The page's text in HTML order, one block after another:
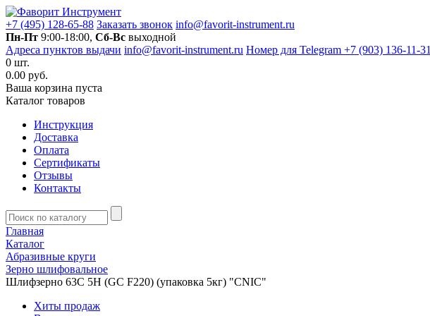
+7 (495) 128-65-88 Заказать звонок info@favorit-instrument.ru
Пн-Пт 9:00-18:00, Сб-Вс выходной
Адреса пунктов выдачи info@favorit-instrument.ru Номер для Telegram +7 (903) 136-11-31
0 шт.
0.00 руб.
Ваша корзина пуста
Каталог товаров
Инструкция
Доставка
Оплата
Сертификаты
Отзывы
Контакты
Главная
Каталог
Абразивные круги
Зерно шлифовальное
Шлифзерно 63С 5Н (GC F220) (упаковка 5кг) "CNIC"
Хиты продаж